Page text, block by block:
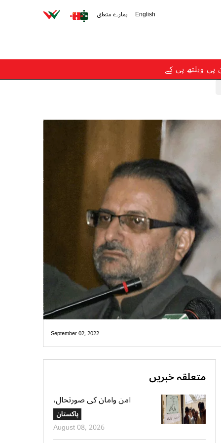
English ہمارے متعلق
پی ویلتھ پی کے
September 02, 2022
متعلقہ خبریں
امن وامان کی صورتحال،
بلوچستان کے 4 بلدیاتی حلقوں
میں آج ہونیوالی پولنگ ملتوی
پاکستان
August 08, 2026